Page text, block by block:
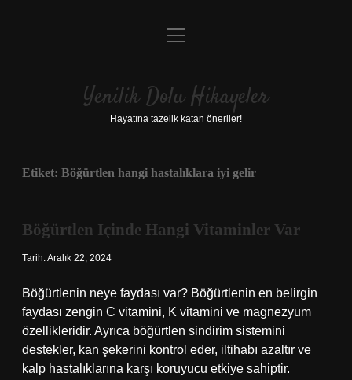
Anasayfa
Yasal Uyarı
menüyü
Yenilik Dolu Hikayeler
Hayatına tazelik katan öneriler!
Etiket: Böğürtlen hangi hastalıklara iyi gelir
Böğürtlen Içinde Hangi Vitaminler Var
Tarih: Aralık 22, 2024
Böğürtlenin neye faydası var? Böğürtlenin en belirgin
faydası zengin C vitamini, K vitamini ve magnezyum
özellikleridir. Ayrıca böğürtlen sindirim sistemini
destekler, kan şekerini kontrol eder, iltihabı azaltır ve
kalp hastalıklarına karşı koruyucu etkiye sahiptir.